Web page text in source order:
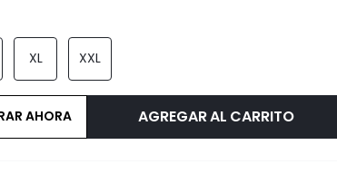
XL XXL
AHORA AGREGAR AL CARRITO